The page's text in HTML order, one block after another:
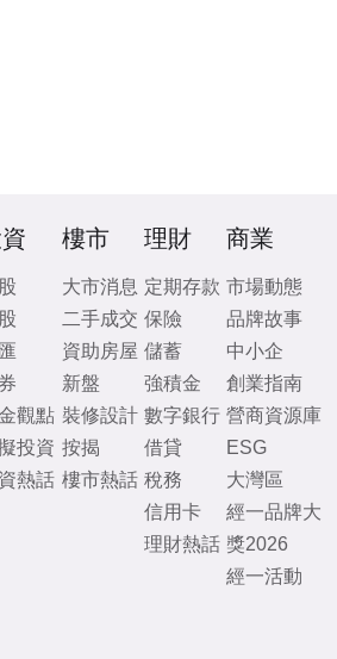
觀點
投資
熱話
樓市
大市消息
二手成交
資助房屋
新盤
裝修設計
按揭
樓市熱話
理財
定期存款
保險
儲蓄
強積金
數字銀行
借貸
稅務
信用卡
理財熱話
商業
市場動態
品牌故事
中小企
創業指南
營商資源庫
ESG
大灣區
經一品牌大
獎2026
經一活動